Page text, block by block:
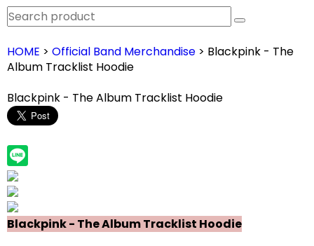
HOME > Official Band Merchandise > Blackpink - The
Album Tracklist Hoodie
Blackpink - The Album Tracklist Hoodie
Blackpink - The Album Tracklist Hoodie